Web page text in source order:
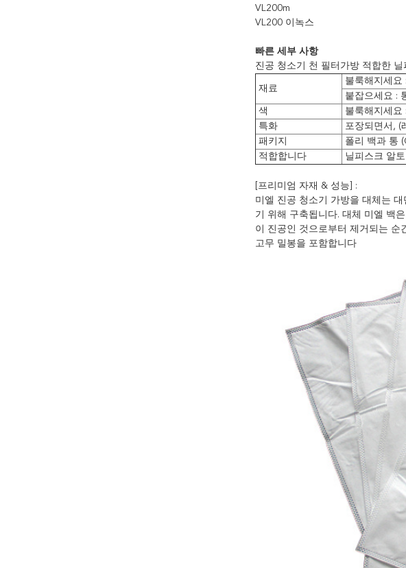
VL200m
VL200 이녹스
빠른 세부 사항
진공 청소기 천 필터가방 적합한
재료
불룩해지세요
붙잡으세요 :
색
불룩해지세요
특화
포장되면서, (
패키지
폴리 백과 통
적합합니다
닐피스크 알
[프리미엄 자재 & 성능] :
미엘 진공 청소기 가방을 대체는
기 위해 구축됩니다. 대체 미엘 백
이 진공인 것으로부터 제거되는
고무 밀봉을 포함합니다